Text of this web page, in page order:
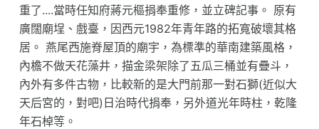
重了....當時任知府蔣元樞捐奉重修，並立碑記事。 原有
廣闊廟埕、戲臺，因西元1982年青年路的拓寬破壞其格
居。 燕尾西施脊屋頂的廟宇，為標準的華南建築風格，
內檐不做天花藻井，描金梁架除了五瓜三桶並有疊斗，
內外有多件古物，比較新的是大門前那一對石獅(近似大
天后宮的，對吧)日治時代捐奉，另外道光年時柱，乾隆
年石棹等。